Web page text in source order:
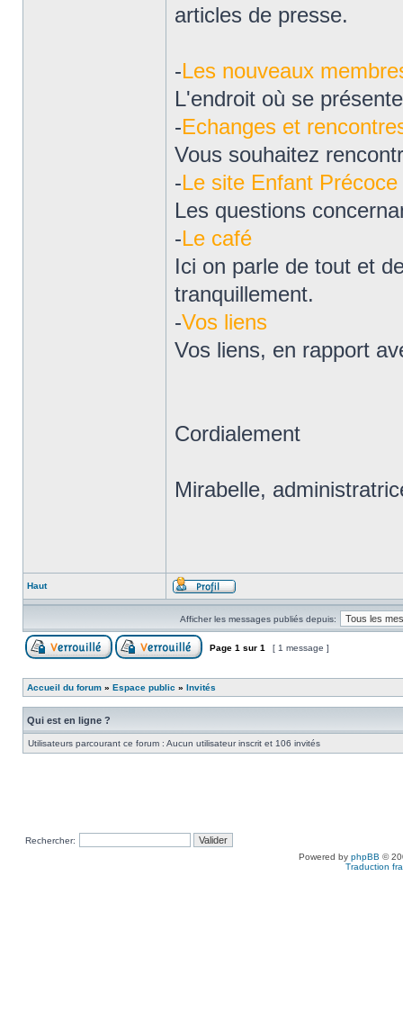
articles de presse.
-Les nouveaux
L'endroit où se
-Echanges et
Vous souhaitez
-Le site Enfant Précoce
Les questions
-Le café
Ici on parle de tout et
tranquillement.
-Vos liens
Vos liens, en rapport
Cordialement
Mirabelle,
Haut
Afficher les messages publiés depuis:
Page 1 sur 1 [ 1 message ]
Accueil du forum » Espace public » Invités
Qui est en ligne ?
Utilisateurs parcourant ce forum : Aucun utilisateur inscrit et 106 invités
Rechercher:
Powered by phpBB ©
Traduction